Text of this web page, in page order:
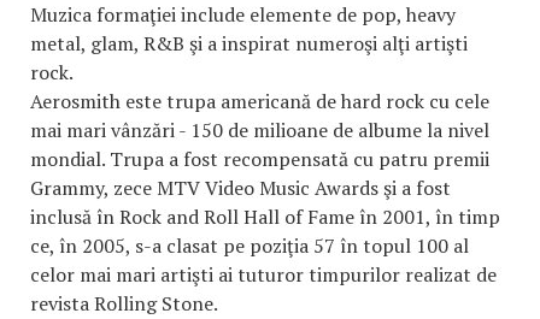
Muzica formaţiei include elemente de pop, heavy
metal, glam, R&B şi a inspirat numeroşi alţi artişti
rock.
Aerosmith este trupa americană de hard rock cu cele
mai mari vânzări - 150 de milioane de albume la nivel
mondial. Trupa a fost recompensată cu patru premii
Grammy, zece MTV Video Music Awards şi a fost
inclusă în Rock and Roll Hall of Fame în 2001, în timp
ce, în 2005, s-a clasat pe poziţia 57 în topul 100 al
celor mai mari artişti ai tuturor timpurilor realizat de
revista Rolling Stone.